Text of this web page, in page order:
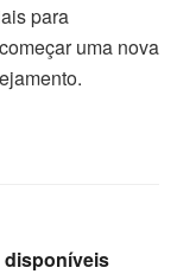
para
uma nova
disponíveis